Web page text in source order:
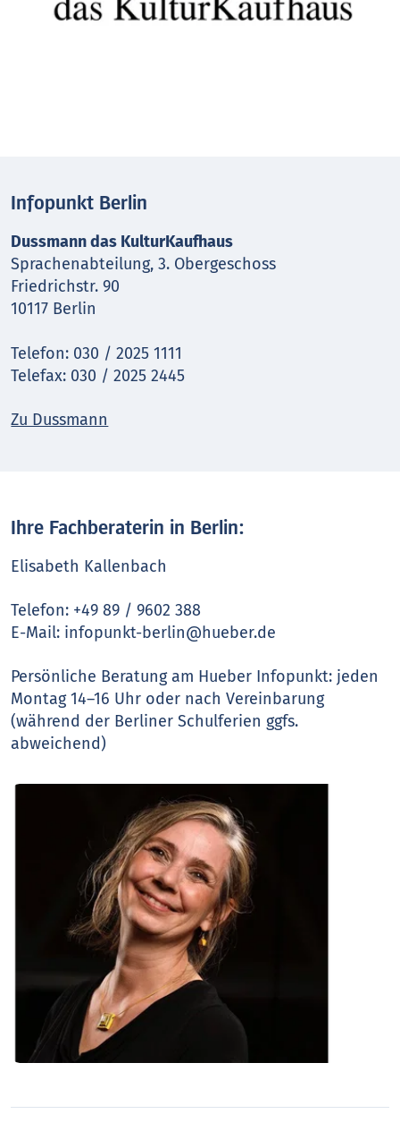
Infopunkt Berlin
Dussmann das KulturKaufhaus
Sprachenabteilung, 3. Obergeschoss
Friedrichstr. 90
10117 Berlin
Telefon: 030 / 2025 1111
Telefax: 030 / 2025 2445
Zu Dussmann
Ihre Fachberaterin in Berlin:
Elisabeth Kallenbach
Telefon: +49 89 / 9602 388
E-Mail: infopunkt-berlin@hueber.de
Persönliche Beratung am Hueber Infopunkt: jeden
Montag 14–16 Uhr oder nach Vereinbarung
(während der Berliner Schulferien ggfs.
abweichend)